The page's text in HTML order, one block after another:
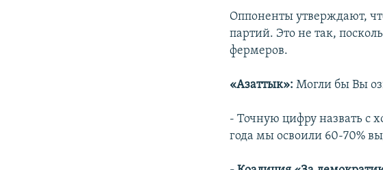
Оппоненты утверждают,
партий. Это не так,
фермеров.
«Азаттык»:Могли бы Вы
- Точную цифру назвать с
года мы освоили 60-70%